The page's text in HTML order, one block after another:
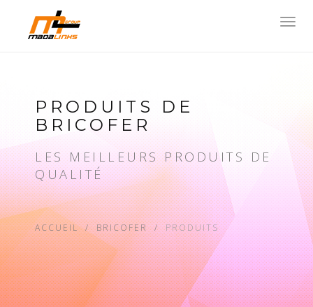
PRODUITS DE
BRICOFER
LES MEILLEURS PRODUITS DE
QUALITÉ
ACCUEIL BRICOFER PRODUITS